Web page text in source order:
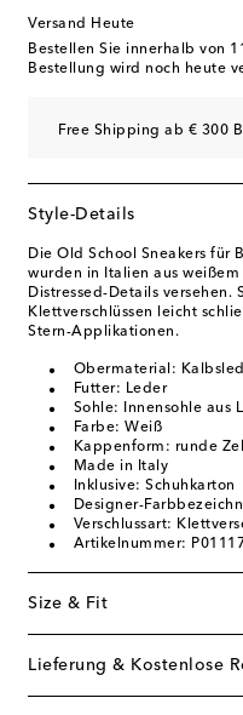
Versand Heute
Bestellen Sie innerhalb von
Bestellung wird noch heute
Free Shipping ab € 300
Style-Details
Die Old School Sneakers für
wurden in Italien aus
Distressed-Details versehen.
Klettverschlüssen leicht
Stern-Applikationen.
Obermaterial:
Futter: Leder
Sohle: Innensohle aus
Farbe: Weiß
Kappenform: runde
Made in Italy
Inklusive: Schuhkarton
Designer-
Verschlussart:
Artikelnummer:
Size & Fit
Lieferung & Kostenlose